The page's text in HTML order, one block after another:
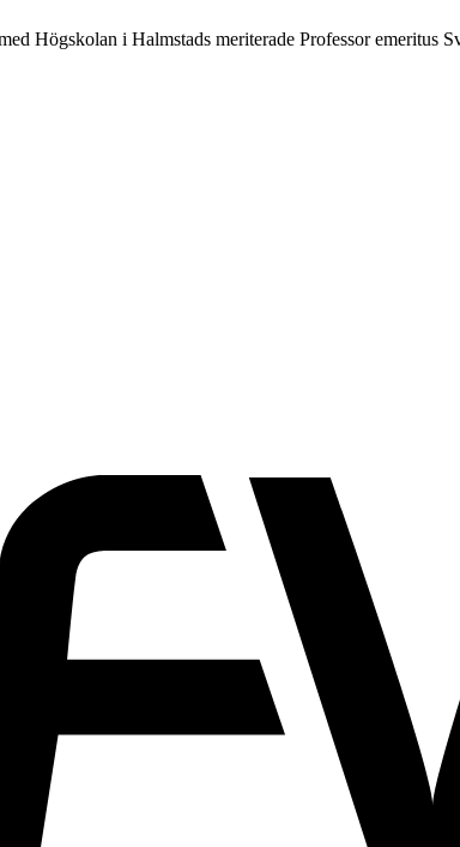
Högskolan i Halmstads meriterade Professor emeritus